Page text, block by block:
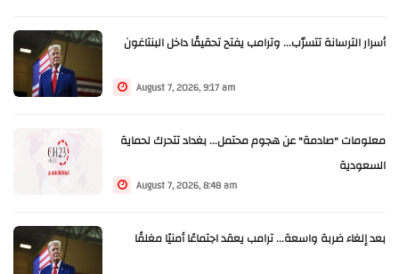
أسرار الترسانة تتسرّب... وترامب يفتح تحقيقًا داخل البنتاغون
August 7, 2026, 9:17 am
معلومات "صادمة" عن هجوم محتمل... بغداد تتحرك لحماية
السعودية
August 7, 2026, 8:48 am
بعد إلغاء ضربة واسعة... ترامب يعقد اجتماعًا أمنيًا مغلقًا